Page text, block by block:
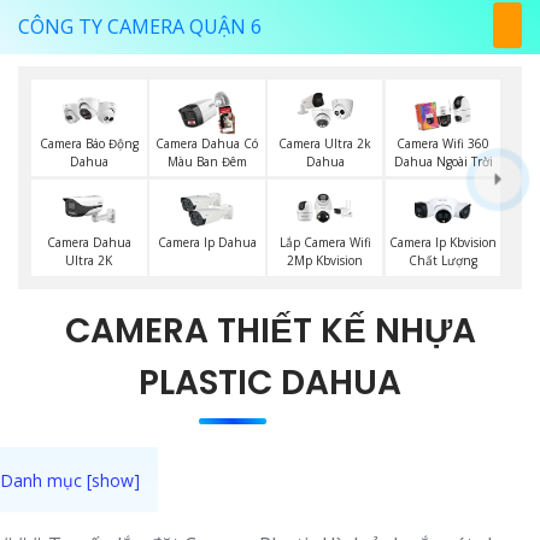
CÔNG TY CAMERA QUẬN 6
Camera Báo Động
Dahua
Camera Dahua Có
Màu Ban Đêm
Camera Ultra 2k
Dahua
Camera Wifi 360
Dahua Ngoài Trời
Camera Dahua
Ultra 2K
Camera Ip Dahua
Lắp Camera Wifi
2Mp Kbvision
Camera Ip Kbvision
Chất Lượng
CAMERA THIẾT KẾ NHỰA
PLASTIC DAHUA